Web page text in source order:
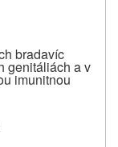
bradavíc
genitáliách a v
imunitnou